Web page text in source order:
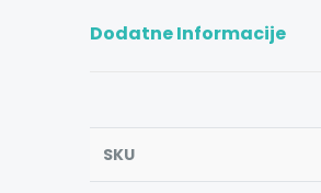
Dodatne Informacije
SKU